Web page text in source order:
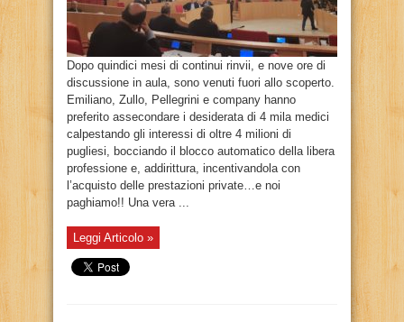
Dopo quindici mesi di continui rinvii, e nove ore di
discussione in aula, sono venuti fuori allo scoperto.
Emiliano, Zullo, Pellegrini e company hanno
preferito assecondare i desiderata di 4 mila medici
calpestando gli interessi di oltre 4 milioni di
pugliesi, bocciando il blocco automatico della libera
professione e, addirittura, incentivandola con
l’acquisto delle prestazioni private…e noi
paghiamo!! Una vera ...
Leggi Articolo »